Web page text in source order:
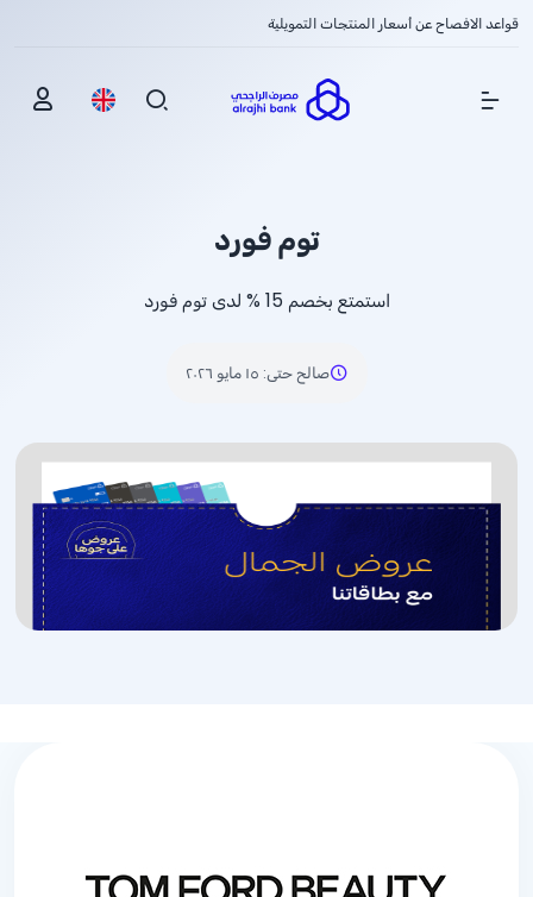
قواعد الافصاح عن أسعار المنتجات التمويلية
Show Menu
توم فورد
استمتع بخصم % 15 لدى توم فورد
صالح حتى: ١٥ مايو ٢٠٢٦